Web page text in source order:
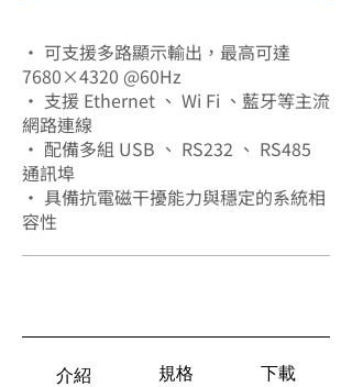
• 可支援多路顯示輸出，最高可達
7680×4320 @60Hz
• 支援 Ethernet 、 Wi Fi 、藍牙等主流
網路連線
• 配備多組 USB 、 RS232 、 RS485
通訊埠
• 具備抗電磁干擾能力與穩定的系統相
容性
介紹 規格 下載